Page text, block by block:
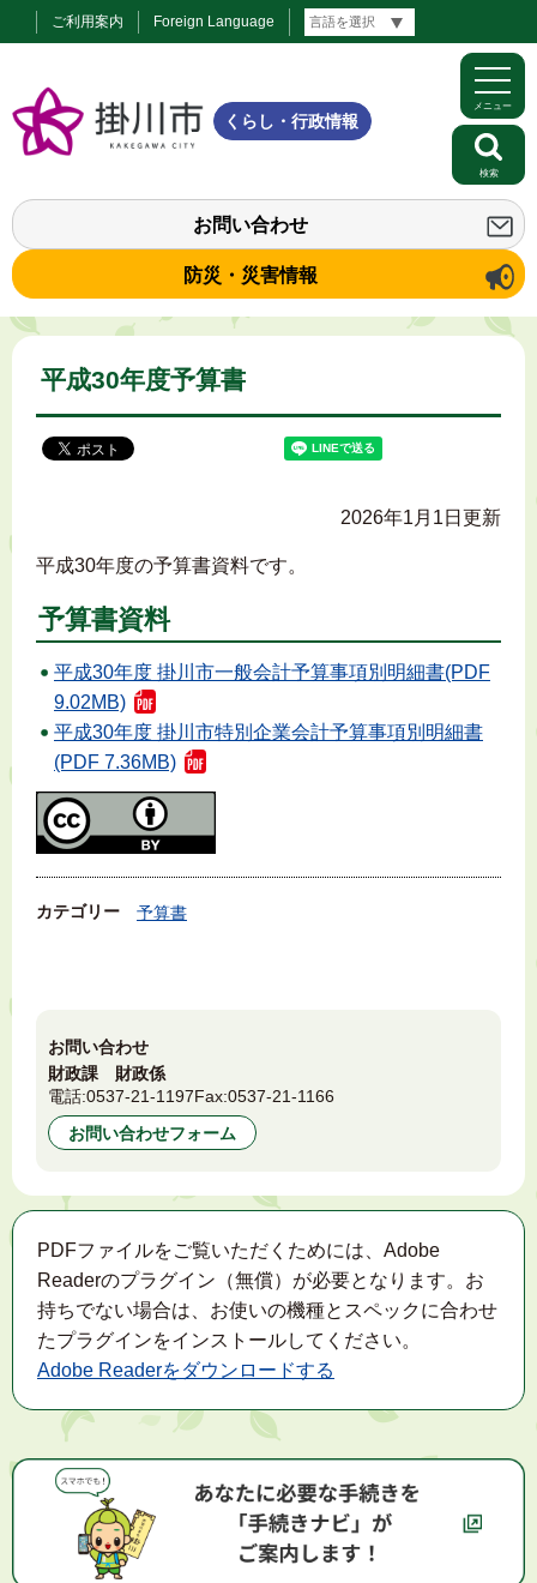
ご利用案内 Foreign Language
くらし・行政情報
お問い合わせ
防災・災害情報
メニュー
検索
平成30年度予算書
2026年1月1日更新
平成30年度の予算書資料です。
予算書資料
平成30年度 掛川市一般会計予算事項別明細書(PDF
9.02MB)
平成30年度 掛川市特別企業会計予算事項別明細書
(PDF 7.36MB)
カテゴリー 予算書
お問い合わせ
財政課 財政係
電話:0537-21-1197Fax:0537-21-1166
お問い合わせフォーム
PDFファイルをご覧いただくためには、Adobe
Readerのプラグイン（無償）が必要となります。お
持ちでない場合は、お使いの機種とスペックに合わせ
たプラグインをインストールしてください。
Adobe Readerをダウンロードする